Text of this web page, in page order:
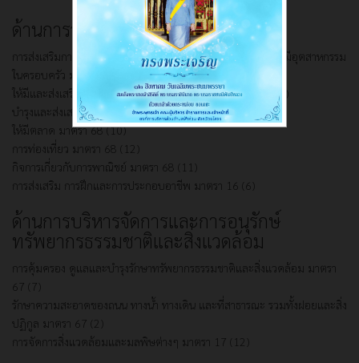
ด้านการวางแผน
การส่งเสริมการลงทุน พาณิชยกรรมและการท่องเที่ยว ส่งเสริมให้มีอุตสาหกรรม
ในครอบครัว มาตรา 68 (6)
ให้มีและส่งเสริมกลุ่มเกษตรกร และกิจการสหกรณ์ มาตรา 68 (5)
บำรุงและส่งเสริมการประกอบอาชีพของราษฎร มาตรา 68 (7)
ให้มีตลาด มาตรา 68 (10)
การท่องเที่ยว มาตรา 68 (12)
กิจการเกี่ยวกับการพาณิชย์ มาตรา 68 (11)
การส่งเสริม การฝึกและการประกอบอาชีพ มาตรา 16 (6)
ด้านการบริหารจัดการและการอนุรักษ์
ทรัพยากรธรรมชาติและสิ่งแวดล้อม
การคุ้มครอง ดูแลและบำรุงรักษาทรัพยากรธรรมชาติและสิ่งแวดล้อม มาตรา
67 (7)
รักษาความสะอาดของถนน ทางน้ำ ทางเดิน และที่สาธารณะ รวมทั้งฝอยและสิ่ง
ปฏิกูล มาตรา 67 (2)
การจัดการสิ่งแวดล้อมและมลพิษต่างๆ มาตรา 17 (12)